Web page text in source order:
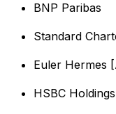
BNP Paribas
Standard
Euler Hermes
HSBC